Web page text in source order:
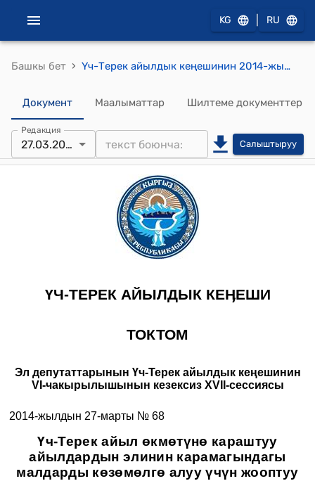
KG RU
Башкы бет › Үч-Терек айылдык кеңешинин 2014-жылдын 27-мартындагы № 68 "Үч-Терек айыл өкмөтүнө караштуу айылдардын элинин карамагындагы малдарды көзөмөлгө алуу үчүн жооптуу адамдарды дайындоо жана айылдарда айдоо жерлерге түшкөн малдарга, суугат сууга, таштандыларды мыйзамсыз төккөндөргө айып пул салуу жөнүндө" токтому
Документ Маалыматтар Шилтеме документтер
Редакция
27.03.2014 Салыштыруу